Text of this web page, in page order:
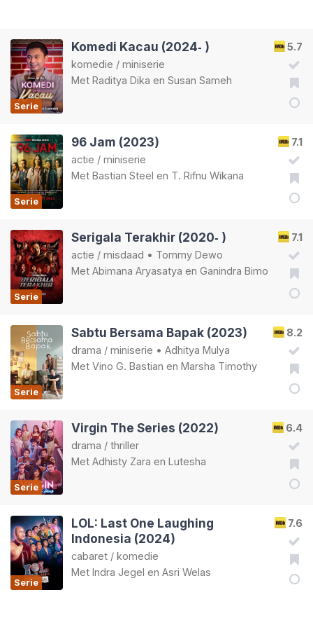
Serie
5.7
Komedi Kacau (2024‑ )
komedie / miniserie
Met Raditya Dika en Susan Sameh
Serie
7.1
96 Jam (2023)
actie / miniserie
Met Bastian Steel en T. Rifnu Wikana
Serie
7.1
Serigala Terakhir (2020‑ )
actie / misdaad • Tommy Dewo
Met Abimana Aryasatya en Ganindra Bimo
Serie
8.2
Sabtu Bersama Bapak (2023)
drama / miniserie • Adhitya Mulya
Met Vino G. Bastian en Marsha Timothy
Serie
6.4
Virgin The Series (2022)
drama / thriller
Met Adhisty Zara en Lutesha
Serie
7.6
LOL: Last One Laughing
Indonesia (2024)
cabaret / komedie
Met Indra Jegel en Asri Welas